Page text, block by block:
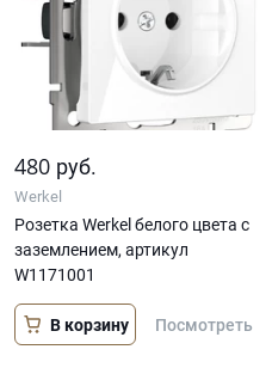
480 руб.
Werkel
Розетка Werkel белого цвета с
заземлением, артикул
W1171001
В корзину Посмотреть